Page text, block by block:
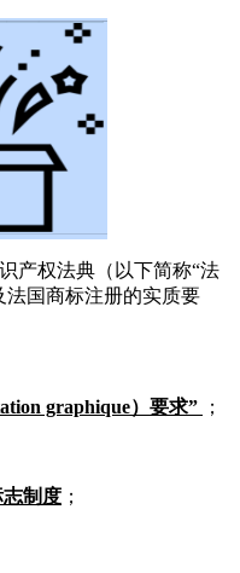
产权法典（以下简称“法
法国商标注册的实质要
graphique）要求” ；
制度 ；